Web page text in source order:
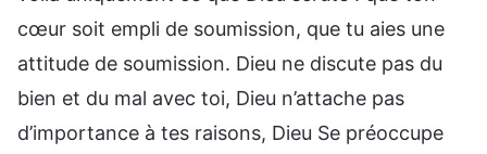
cœur soit empli de soumission, que tu aies une
attitude de soumission. Dieu ne discute pas du
bien et du mal avec toi, Dieu n’attache pas
d’importance à tes raisons, Dieu Se préoccupe